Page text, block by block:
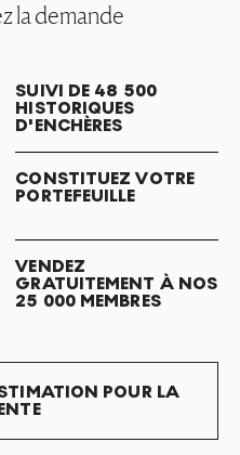
la demande
SUIVI DE 48 500
HISTORIQUES
D'ENCHÈRES
CONSTITUEZ VOTRE
PORTEFEUILLE
VENDEZ
GRATUITEMENT À NOS
25 000 MEMBRES
POUR LA